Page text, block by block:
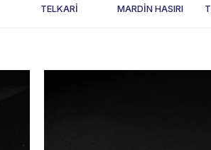
TELKARİ MARDİN HASIRI